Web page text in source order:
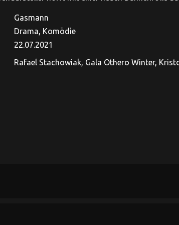
Gasmann
Drama, Komödie
22.07.2021
Rafael Stachowiak, Gala Othero Winter,